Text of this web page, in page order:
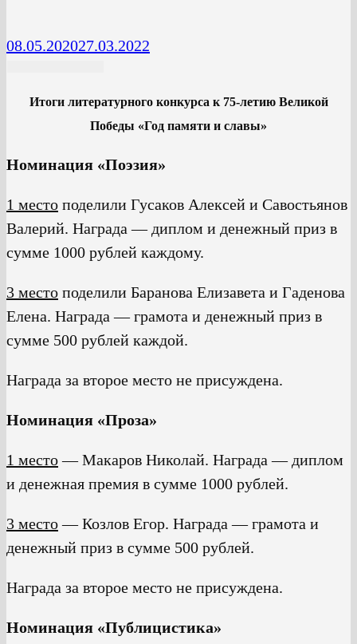
08.05.202027.03.2022
Итоги литературного конкурса к 75-летию Великой
Победы «Год памяти и славы»
Номинация «Поэзия»
1 место поделили Гусаков Алексей и Савостьянов
Валерий. Награда — диплом и денежный приз в
сумме 1000 рублей каждому.
3 место поделили Баранова Елизавета и Гаденова
Елена. Награда — грамота и денежный приз в
сумме 500 рублей каждой.
Награда за второе место не присуждена.
Номинация «Проза»
1 место— Макаров Николай. Награда — диплом
и денежная премия в сумме 1000 рублей.
3 место— Козлов Егор. Награда — грамота и
денежный приз в сумме 500 рублей.
Награда за второе место не присуждена.
Номинация «Публицистика»